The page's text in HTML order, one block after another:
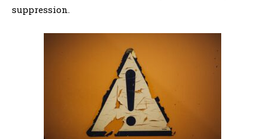
suppression.